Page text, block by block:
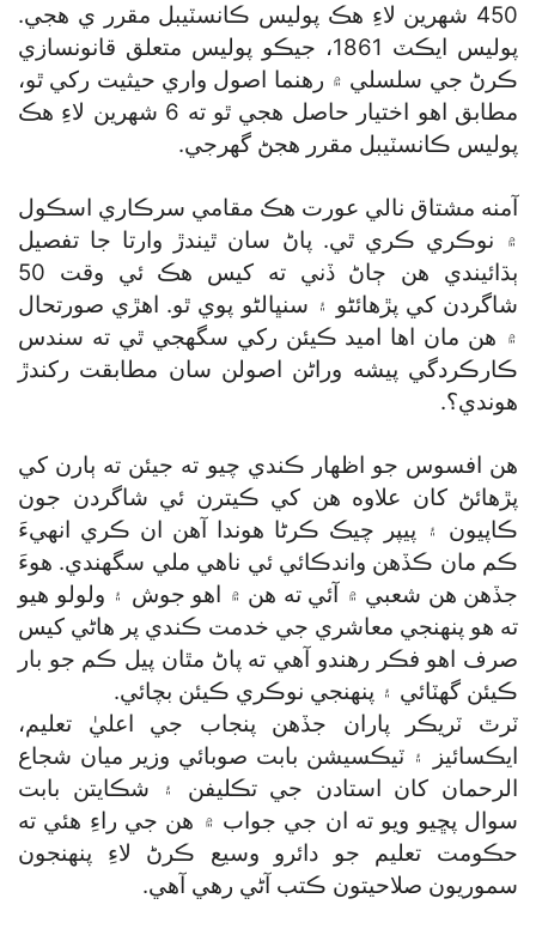
450 شهرين لاءِ هڪ پوليس ڪانسٽيبل مقرر ي هجي.
پوليس ايڪٽ 1861، جيڪو پوليس متعلق قانونسازي
ڪرڻ جي سلسلي ۾ رهنما اصول واري حيثيت رکي ٿو،
مطابق اهو اختيار حاصل هجي ٿو ته 6 شهرين لاءِ هڪ
پوليس ڪانسٽيبل مقرر هجڻ گھرجي.
آمنه مشتاق نالي عورت هڪ مقامي سرڪاري اسڪول
۾ نوڪري ڪري ٿي. پاڻ سان ٿيندڙ وارتا جا تفصيل
ٻڌائيندي هن ڄاڻ ڏني ته کيس هڪ ئي وقت 50
شاگردن کي پڙهائڻو ۽ سنڀالڻو پوي ٿو. اهڙي صورتحال
۾ هن مان اها اميد ڪيئن رکي سگھجي ٿي ته سندس
ڪارڪردگي پيشه وراڻن اصولن سان مطابقت رکندڙ
هوندي؟.
هن افسوس جو اظهار ڪندي چيو ته جيئن ته ٻارن کي
پڙهائڻ کان علاوه هن کي ڪيترن ئي شاگردن جون
ڪاپيون ۽ پيپر چيڪ ڪرڻا هوندا آهن ان ڪري انهيءَ
ڪم مان ڪڏهن واندڪائي ئي ناهي ملي سگھندي. هوءَ
جڏهن هن شعبي ۾ آئي ته هن ۾ اهو جوش ۽ ولولو هيو
ته هو پنهنجي معاشري جي خدمت ڪندي پر هاڻي کيس
صرف اهو فڪر رهندو آهي ته پاڻ مٿان پيل ڪم جو بار
ڪيئن گھٽائي ۽ پنهنجي نوڪري ڪيئن بچائي.
ٽرٿ ٽريڪر پاران جڏهن پنجاب جي اعليٰ تعليم،
ايڪسائيز ۽ ٽيڪسيشن بابت صوبائي وزير ميان شجاع
الرحمان کان استادن جي تڪليفن ۽ شڪايتن بابت
سوال پڇيو ويو ته ان جي جواب ۾ هن جي راءِ هئي ته
حڪومت تعليم جو دائرو وسيع ڪرڻ لاءِ پنهنجون
سموريون صلاحيتون ڪتب آڻي رهي آهي.